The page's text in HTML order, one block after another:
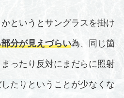
というとサングラスを掛け
分が見えづらい為、同じ箇
ったり反対にまだらに照射
たりということが少なくな